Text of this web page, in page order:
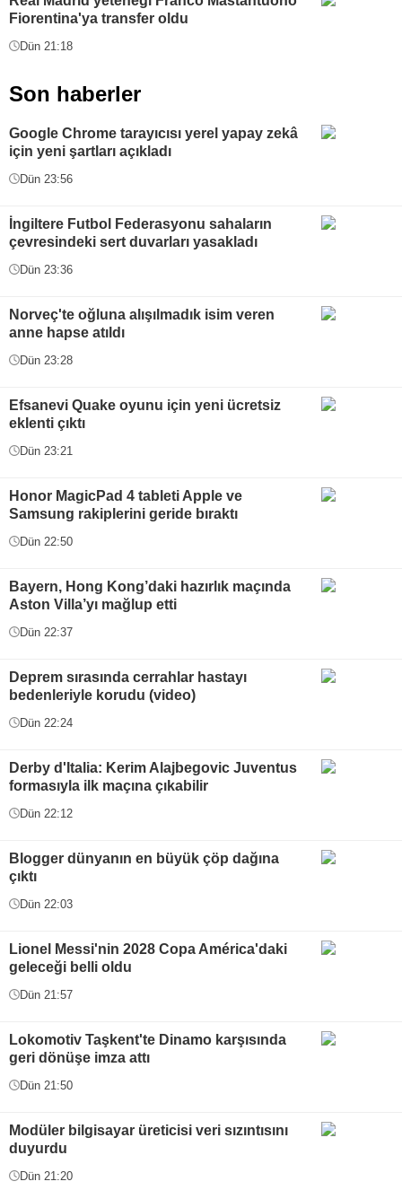
Fiorentina'ya transfer oldu
Dün 21:18
Son haberler
Google Chrome tarayıcısı yerel yapay zekâ
için yeni şartları açıkladı
Dün 23:56
İngiltere Futbol Federasyonu sahaların
çevresindeki sert duvarları yasakladı
Dün 23:36
Norveç'te oğluna alışılmadık isim veren
anne hapse atıldı
Dün 23:28
Efsanevi Quake oyunu için yeni ücretsiz
eklenti çıktı
Dün 23:21
Honor MagicPad 4 tableti Apple ve
Samsung rakiplerini geride bıraktı
Dün 22:50
Bayern, Hong Kong’daki hazırlık maçında
Aston Villa’yı mağlup etti
Dün 22:37
Deprem sırasında cerrahlar hastayı
bedenleriyle korudu (video)
Dün 22:24
Derby d'Italia: Kerim Alajbegovic Juventus
formasıyla ilk maçına çıkabilir
Dün 22:12
Blogger dünyanın en büyük çöp dağına
çıktı
Dün 22:03
Lionel Messi'nin 2028 Copa América'daki
geleceği belli oldu
Dün 21:57
Lokomotiv Taşkent'te Dinamo karşısında
geri dönüşe imza attı
Dün 21:50
Modüler bilgisayar üreticisi veri sızıntısını
duyurdu
Dün 21:20